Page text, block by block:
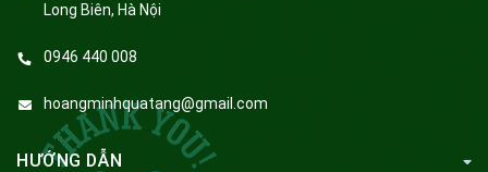
Long Biên, Hà Nội
0946 440 008
hoangminhquatang@gmail.com
HƯỚNG DẪN